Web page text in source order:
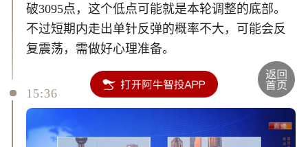
破3095点，这个低点可能就是本轮调整的底部。
不过短期内走出单针反弹的概率不大，可能会反
复震荡，需做好心理准备。
15:36